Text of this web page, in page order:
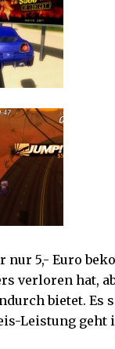
nur 5,- Euro
verloren hat,
bietet. Es
Leistung geht